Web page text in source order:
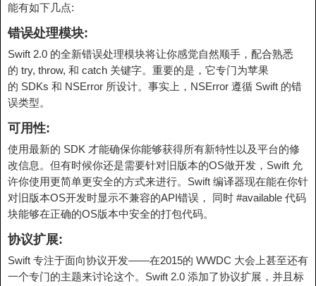
能有如下几点:
错误处理模块:
Swift 2.0 的全新错误处理模块将让你感觉自然顺手，配合熟悉
的 try, throw, 和 catch 关键字。重要的是，它专门为苹果
的 SDKs 和 NSError 所设计。 事实上， NSError 遵循 Swift 的错
误类型。
可用性:
使用最新的 SDK 才能确保你能够获得所有新特性以及平台的修
改信息。但有时候你还是需要针对旧版本的OS做开发，Swift 允
许你使用更简单更安全的方式来进行。Swift 编译器现在能在你针
对旧版本OS开发时显示不兼容的API错误， 同时 #available 代码
块能够在正确的OS版本中安全的打包代码。
协议扩展:
Swift 专注于面向协议开发——在2015的 WWDC 大会上甚至还有
一个专门的主题来讨论这个。Swift 2.0 添加了协议扩展，并且标